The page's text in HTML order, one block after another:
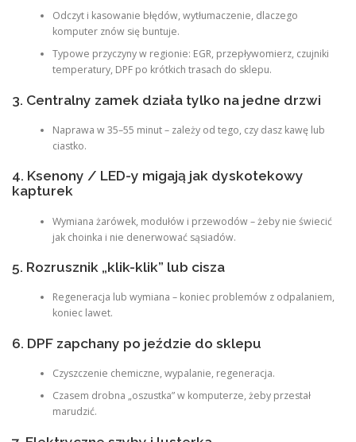
Odczyt i kasowanie błędów, wytłumaczenie, dlaczego
komputer znów się buntuje.
Typowe przyczyny w regionie: EGR, przepływomierz, czujniki
temperatury, DPF po krótkich trasach do sklepu.
3. Centralny zamek działa tylko na jedne drzwi
Naprawa w 35–55 minut – zależy od tego, czy dasz kawę lub
ciastko.
4. Ksenony / LED-y migają jak dyskotekowy
kapturek
Wymiana żarówek, modułów i przewodów – żeby nie świecić
jak choinka i nie denerwować sąsiadów.
5. Rozrusznik „klik-klik” lub cisza
Regeneracja lub wymiana – koniec problemów z odpalaniem,
koniec lawet.
6. DPF zapchany po jeździe do sklepu
Czyszczenie chemiczne, wypalanie, regeneracja.
Czasem drobna „oszustka” w komputerze, żeby przestał
marudzić.